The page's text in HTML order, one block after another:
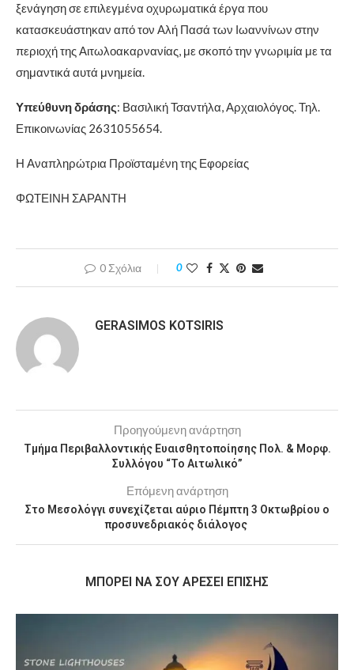
ξενάγηση σε επιλεγμένα οχυρωματικά έργα που
κατασκευάστηκαν από τον Αλή Πασά των Ιωαννίνων στην
περιοχή της Αιτωλοακαρνανίας, με σκοπό την γνωριμία με τα
σημαντικά αυτά μνημεία.
Υπεύθυνη δράσης: Βασιλική Τσαντήλα, Αρχαιολόγος. Τηλ.
Επικοινωνίας 2631055654.
Η Αναπληρώτρια Προϊσταμένη της Εφορείας
ΦΩΤΕΙΝΗ ΣΑΡΑΝΤΗ
0 Σχόλια 0
GERASIMOS KOTSIRIS
Προηγούμενη ανάρτηση
Τμήμα Περιβαλλοντικής Ευαισθητοποίησης Πολ. & Μορφ.
Συλλόγου “Το Αιτωλικό”
Επόμενη ανάρτηση
Στο Μεσολόγγι συνεχίζεται αύριο Πέμπτη 3 Οκτωβρίου ο
προσυνεδριακός διάλογος
MΠΟΡΕΊ ΝΑ ΣΟΥ ΑΡΈΣΕΙ ΕΠΊΣΗΣ